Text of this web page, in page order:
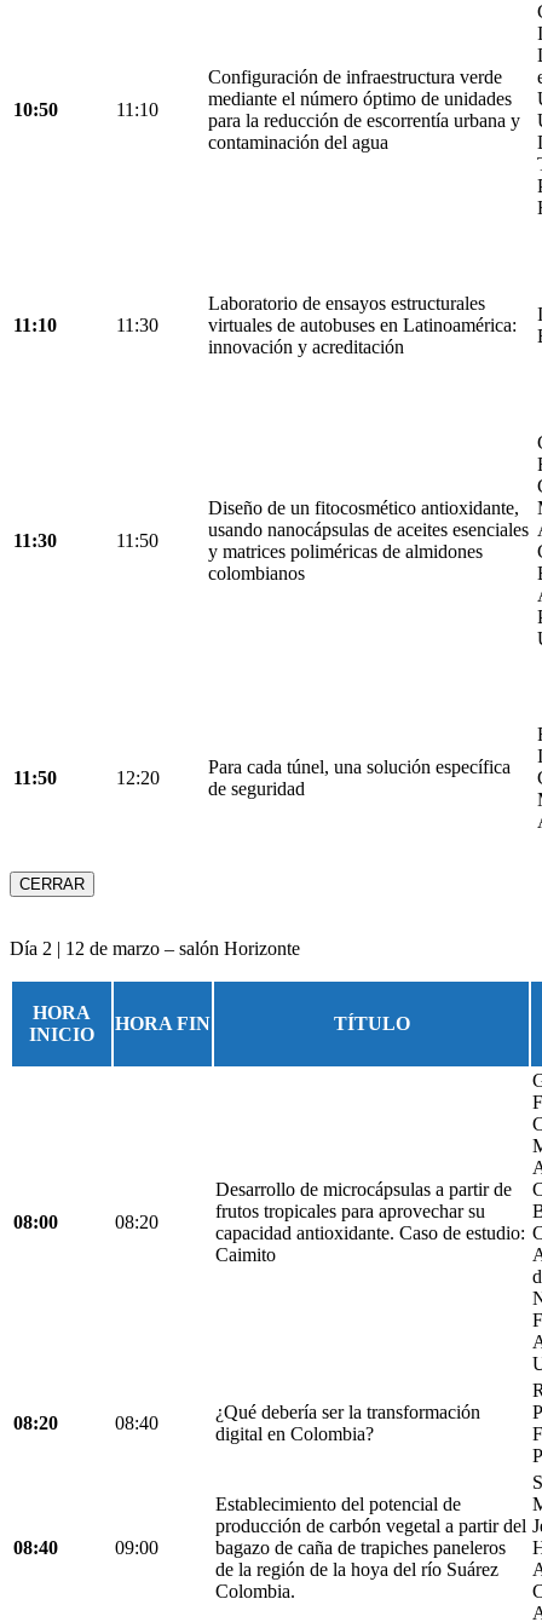
10:50 11:10
Configuración de infraestructura verde
mediante el número óptimo de unidades
para la reducción de escorrentía urbana y
contaminación del agua
11:10 11:30
Laboratorio de ensayos estructurales
virtuales de autobuses en Latinoamérica:
innovación y acreditación
11:30 11:50
Diseño de un fitocosmético antioxidante,
usando nanocápsulas de aceites esenciales
y matrices poliméricas de almidones
colombianos
11:50 12:20
Para cada túnel, una solución específica
de seguridad
CERRAR
Día 2 | 12 de marzo – salón Horizonte
HORA
INICIO
HORA FIN TÍTULO
08:00 08:20
Desarrollo de microcápsulas a partir de
frutos tropicales para aprovechar su
capacidad antioxidante. Caso de estudio:
Caimito
08:20 08:40
¿Qué debería ser la transformación
digital en Colombia?
08:40 09:00
Establecimiento del potencial de
producción de carbón vegetal a partir del
bagazo de caña de trapiches paneleros
de la región de la hoya del río Suárez
Colombia.